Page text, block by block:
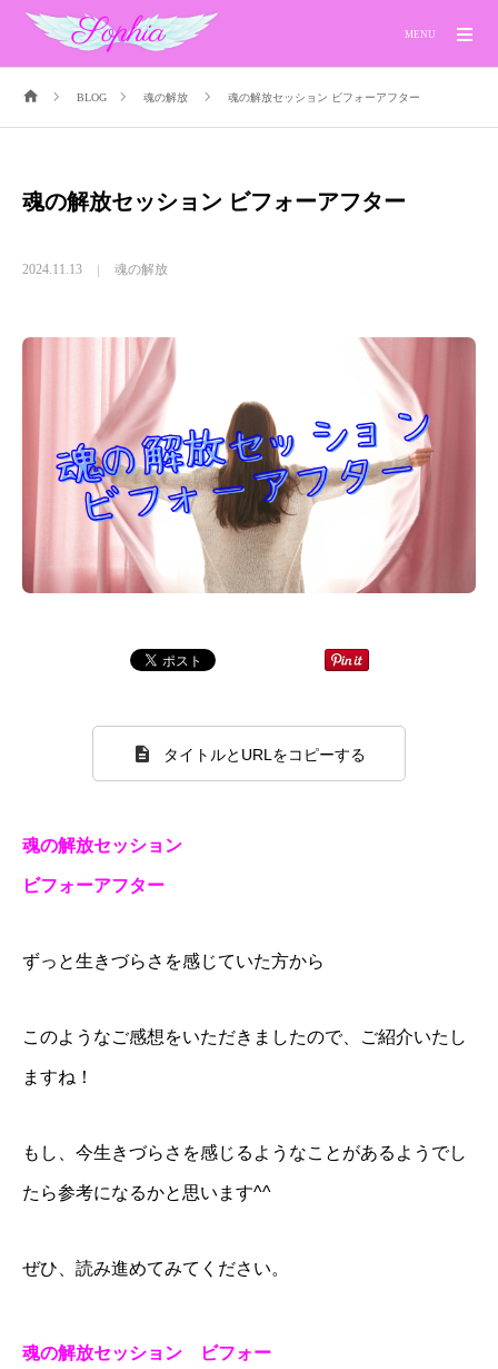
BLOG 魂の解放 魂の解放セッション ビフォーアフター
魂の解放セッション ビフォーアフター
2024.11.13 魂の解放
タイトルとURLをコピーする
魂の解放セッション
ビフォーアフター
ずっと生きづらさを感じていた方から
このようなご感想をいただきましたので、ご紹介いたし
ますね！
もし、今生きづらさを感じるようなことがあるようでし
たら参考になるかと思います^^
ぜひ、読み進めてみてください。
魂の解放セッション ビフォー
MENU